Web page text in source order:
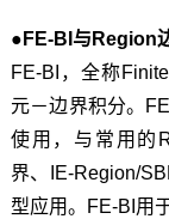
●FE-BI与Region
FE-BI，全称
元－边界积分。
使用，与常用的
界、IE-Region/
型应用。FE-BI用